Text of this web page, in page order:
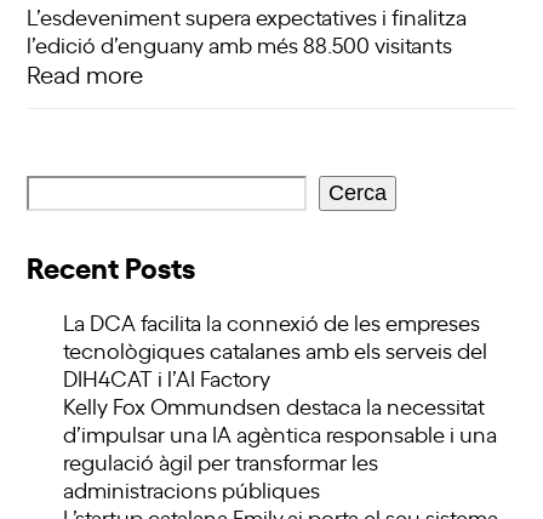
L’esdeveniment supera expectatives i finalitza
l’edició d’enguany amb més 88.500 visitants
Read more
Cerca
Recent Posts
La DCA facilita la connexió de les empreses
tecnològiques catalanes amb els serveis del
DIH4CAT i l’AI Factory
Kelly Fox Ommundsen destaca la necessitat
d’impulsar una IA agèntica responsable i una
regulació àgil per transformar les
administracions públiques